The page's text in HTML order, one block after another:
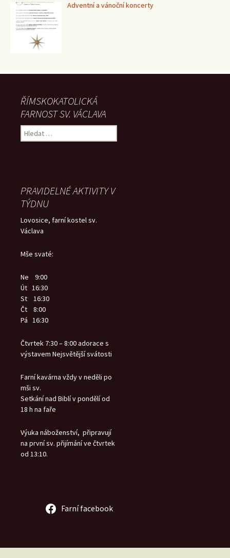
Adventní a vánoční koncerty
ŘÍMSKOKATOLICKÁ
FARNOST SV. VÁCLAVA
Vyhledávání
PRAVIDELNÉ AKTIVITY V
TÝDNU
Lovosice, farní kostel sv.
Václava
Mše svaté:
Ne 9:00
Út 16:30
St 16:30
Čt 8:00
Pá 16:30
Čtvrtek 7:30 – 8:00 adorace s
výstavem Nejsvětější svátosti
Farní kavárna vždy v neděli po
mši sv.
Setkání nad Biblí v pondělí od
18 h na faře
Výuka náboženství, připravují
na první sv. přijímání ve čtvrtek
od 13:10.
Farní facebook